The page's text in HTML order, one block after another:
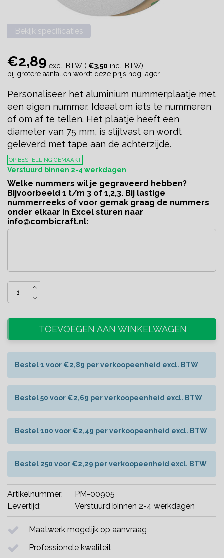
Bekijk specificaties
€2,89 excl. BTW ( €3,50 incl. BTW)
bij grotere aantallen wordt deze prijs nog lager
Personaliseer het aluminium nummerplaatje met
een eigen nummer. Ideaal om iets te nummeren
of om af te tellen. Het plaatje heeft een
diameter van 75 mm, is slijtvast en wordt
geleverd met tape aan de achterzijde.
OP BESTELLING GEMAAKT
Verstuurd binnen 2-4 werkdagen
Welke nummers wil je gegraveerd hebben?
Bijvoorbeeld 1 t/m 3 of 1,2,3. Bij lastige
nummerreeks of voor gemak graag de nummers
onder elkaar in Excel sturen naar
info@combicraft.nl:
TOEVOEGEN AAN WINKELWAGEN
Bestel 1 voor €2,89 per verkoopeenheid excl. BTW
Bestel 50 voor €2,69 per verkoopeenheid excl. BTW
Bestel 100 voor €2,49 per verkoopeenheid excl. BTW
Bestel 250 voor €2,29 per verkoopeenheid excl. BTW
Artikelnummer:
PM-00905
Levertijd:
Verstuurd binnen 2-4 werkdagen
Maatwerk mogelijk op aanvraag
Professionele kwaliteit